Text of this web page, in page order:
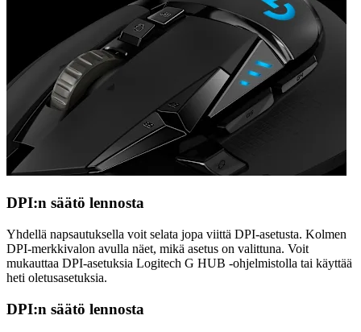
DPI:n säätö lennosta
Yhdellä napsautuksella voit selata jopa viittä DPI-asetusta. Kolmen
DPI-merkkivalon avulla näet, mikä asetus on valittuna. Voit
mukauttaa DPI-asetuksia Logitech G HUB -ohjelmistolla tai käyttää
heti oletusasetuksia.
DPI:n säätö lennosta